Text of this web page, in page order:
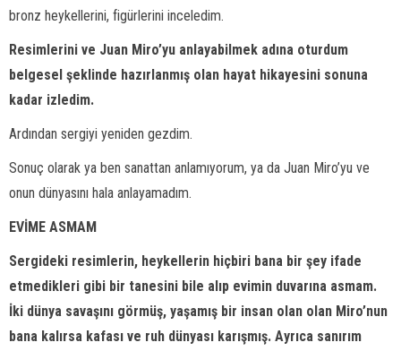
bronz heykellerini, figürlerini inceledim.
Resimlerini ve Juan Miro’yu anlayabilmek adına oturdum
belgesel şeklinde hazırlanmış olan hayat hikayesini sonuna
kadar izledim.
Ardından sergiyi yeniden gezdim.
Sonuç olarak ya ben sanattan anlamıyorum, ya da Juan Miro’yu ve
onun dünyasını hala anlayamadım.
EVİME ASMAM
Sergideki resimlerin, heykellerin hiçbiri bana bir şey ifade
etmedikleri gibi bir tanesini bile alıp evimin duvarına asmam.
İki dünya savaşını görmüş, yaşamış bir insan olan olan Miro’nun
bana kalırsa kafası ve ruh dünyası karışmış. Ayrıca sanırım